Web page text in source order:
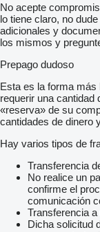
No acepte
lo tiene claro, no
adicionales y
los mismos y
Prepago dudoso
Esta es la forma más
requerir una cantidad
«reserva» de su
cantidades de dinero
Hay varios tipos de
Transferencia
No realice un
confirme el
comunicación
Transferencia
Dicha solicitud